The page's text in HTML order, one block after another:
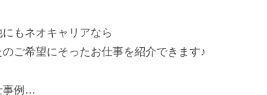
にもネオキャリアなら
のご希望にそったお仕事を紹介できます♪
例…